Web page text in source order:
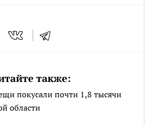
также:
покусали почти 1,8 тысячи
области